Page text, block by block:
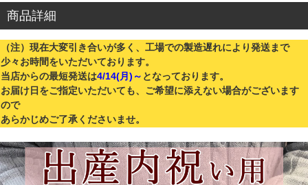
商品詳細
（注）現在大変引き合いが多く、工場での製造遅れにより発送まで
少々お時間をいただいております。
当店からの最短発送は4/14(月)～ となっております。
お届け日をご指定いただいても、ご希望に添えない場合がございます
ので
あらかじめご了承くださいませ。